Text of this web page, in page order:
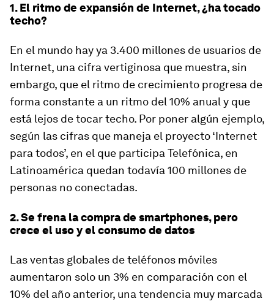
1. El ritmo de expansión de Internet, ¿ha tocado
techo?
En el mundo hay ya 3.400 millones de usuarios de
Internet, una cifra vertiginosa que muestra, sin
embargo, que el ritmo de crecimiento progresa de
forma constante a un ritmo del 10% anual y que
está lejos de tocar techo. Por poner algún ejemplo,
según las cifras que maneja el proyecto ‘Internet
para todos’, en el que participa Telefónica, en
Latinoamérica quedan todavía 100 millones de
personas no conectadas.
2. Se frena la compra de smartphones, pero
crece el uso y el consumo de datos
Las ventas globales de teléfonos móviles
aumentaron solo un 3% en comparación con el
10% del año anterior, una tendencia muy marcada